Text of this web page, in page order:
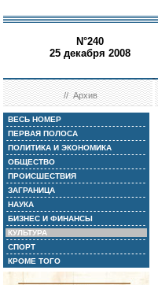
N°240
25 декабря 2008
//Архив
ВЕСЬ НОМЕР
ПЕРВАЯ ПОЛОСА
ПОЛИТИКА И ЭКОНОМИКА
ОБЩЕСТВО
ПРОИСШЕСТВИЯ
ЗАГРАНИЦА
НАУКА
БИЗНЕС И ФИНАНСЫ
КУЛЬТУРА
СПОРТ
КРОМЕ ТОГО